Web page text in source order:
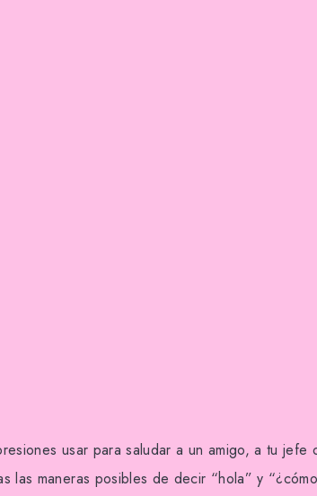
usar para saludar a un amigo, a tu
las maneras posibles de decir “hola” y